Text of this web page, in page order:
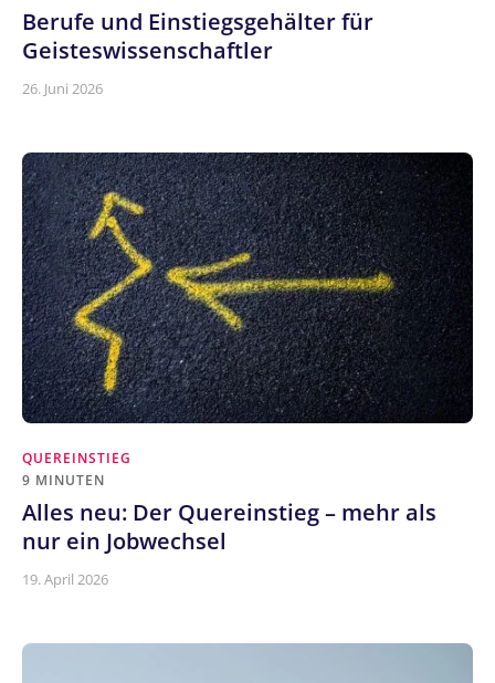
Berufe und Einstiegsgehälter für
Geisteswissenschaftler
26. Juni 2026
QUEREINSTIEG
9 MINUTEN
Alles neu: Der Quereinstieg – mehr als
nur ein Jobwechsel
19. April 2026